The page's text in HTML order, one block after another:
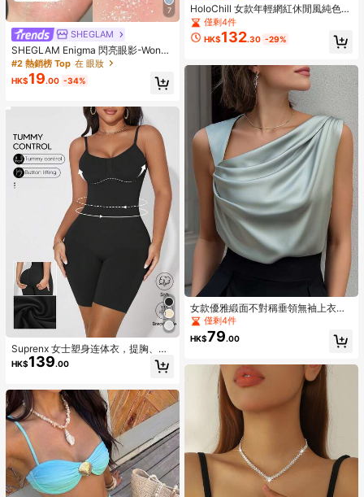
7
SHEGLAM
SHEGLAM Enigma 閃亮眼影-Wonde
rous 品牌美妝化妝品 適合女士與女孩
#2 熱銷榜 Top 在 眼妝
HK$19.00 -34%
Suprenx 女士塑身连体衣，提胸、收
腰、提臀，圣诞特别版
HK$139.00
HoloChill 女款年輕網紅休閒風純色無
袖掛脖洋裝，2026夏季新款百褶蛋糕
裙，優雅層次感派對洋裝，休閒外出
穿搭，秋季服飾，返校季
僅剩4件
HK$132.30 -29%
女款優雅緞面不對稱垂領無袖上衣，
飄逸時尚吊帶背心，適合上班與約
會，大尺碼休閒夏季穿搭
僅剩4件
HK$79.00